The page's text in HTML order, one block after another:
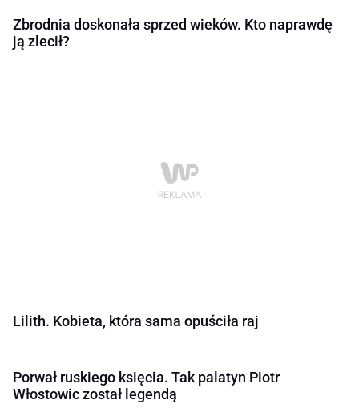
Zbrodnia doskonała sprzed wieków. Kto naprawdę
ją zlecił?
Lilith. Kobieta, która sama opuściła raj
Porwał ruskiego księcia. Tak palatyn Piotr
Włostowic został legendą